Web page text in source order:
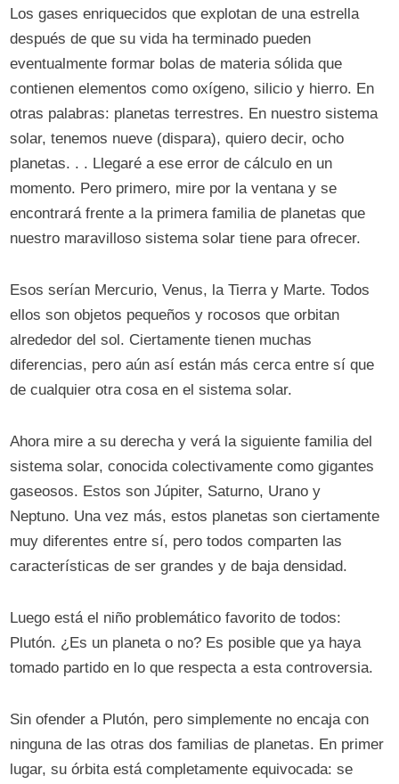
Los gases enriquecidos que explotan de una estrella
después de que su vida ha terminado pueden
eventualmente formar bolas de materia sólida que
contienen elementos como oxígeno, silicio y hierro. En
otras palabras: planetas terrestres. En nuestro sistema
solar, tenemos nueve (dispara), quiero decir, ocho
planetas. . . Llegaré a ese error de cálculo en un
momento. Pero primero, mire por la ventana y se
encontrará frente a la primera familia de planetas que
nuestro maravilloso sistema solar tiene para ofrecer.
Esos serían Mercurio, Venus, la Tierra y Marte. Todos
ellos son objetos pequeños y rocosos que orbitan
alrededor del sol. Ciertamente tienen muchas
diferencias, pero aún así están más cerca entre sí que
de cualquier otra cosa en el sistema solar.
Ahora mire a su derecha y verá la siguiente familia del
sistema solar, conocida colectivamente como gigantes
gaseosos. Estos son Júpiter, Saturno, Urano y
Neptuno. Una vez más, estos planetas son ciertamente
muy diferentes entre sí, pero todos comparten las
características de ser grandes y de baja densidad.
Luego está el niño problemático favorito de todos:
Plutón. ¿Es un planeta o no? Es posible que ya haya
tomado partido en lo que respecta a esta controversia.
Sin ofender a Plutón, pero simplemente no encaja con
ninguna de las otras dos familias de planetas. En primer
lugar, su órbita está completamente equivocada: se